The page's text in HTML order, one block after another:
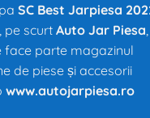
SC Best Jarpiesa
, pe scurt Auto Jar Piesa
face parte magazinul
de piese și accesorii
www.autojarpiesa.ro